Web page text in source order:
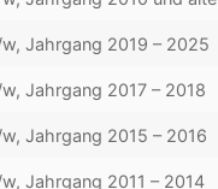
Jahrgang 2019 – 2025
Jahrgang 2017 – 2018
Jahrgang 2015 – 2016
Jahrgang 2011 – 2014